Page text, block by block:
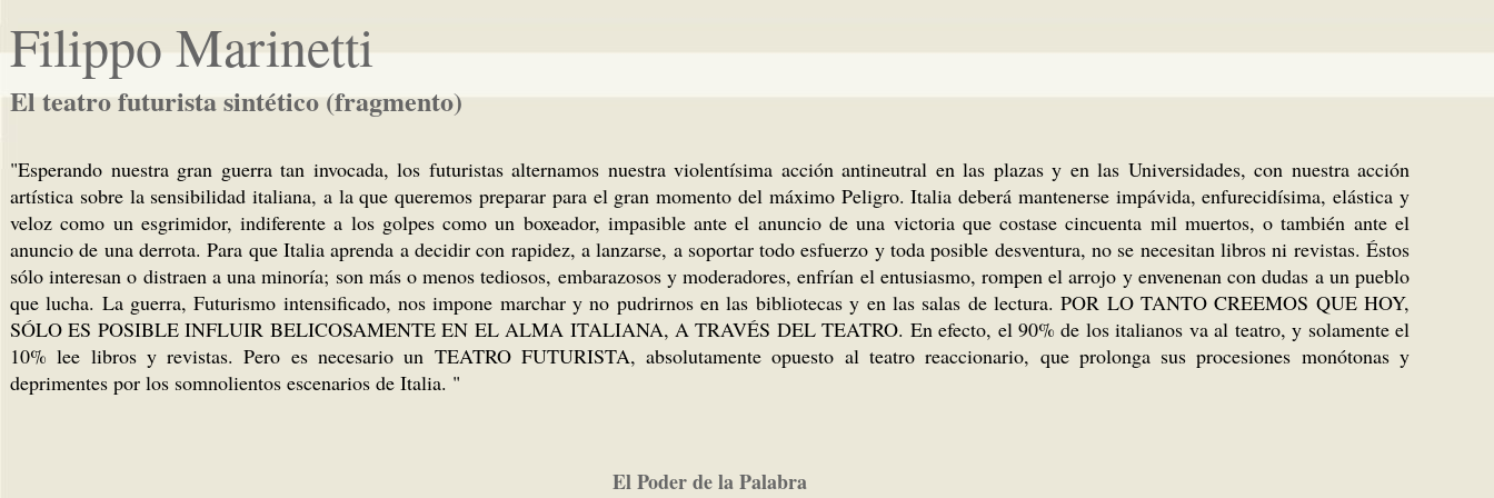
Filippo Marinetti
El teatro futurista sintético (fragmento)
"Esperando nuestra gran guerra tan invocada, los futuristas alternamos nuestra violentísima acción antineutral en las plazas y en las Universidades, con nuestra acción
artística sobre la sensibilidad italiana, a la que queremos preparar para el gran momento del máximo Peligro. Italia deberá mantenerse impávida, enfurecidísima, elástica y
veloz como un esgrimidor, indiferente a los golpes como un boxeador, impasible ante el anuncio de una victoria que costase cincuenta mil muertos, o también ante el
anuncio de una derrota. Para que Italia aprenda a decidir con rapidez, a lanzarse, a soportar todo esfuerzo y toda posible desventura, no se necesitan libros ni revistas. Éstos
sólo interesan o distraen a una minoría; son más o menos tediosos, embarazosos y moderadores, enfrían el entusiasmo, rompen el arrojo y envenenan con dudas a un pueblo
que lucha. La guerra, Futurismo intensificado, nos impone marchar y no pudrirnos en las bibliotecas y en las salas de lectura. POR LO TANTO CREEMOS QUE HOY,
SÓLO ES POSIBLE INFLUIR BELICOSAMENTE EN EL ALMA ITALIANA, A TRAVÉS DEL TEATRO. En efecto, el 90% de los italianos va al teatro, y solamente el
10% lee libros y revistas. Pero es necesario un TEATRO FUTURISTA, absolutamente opuesto al teatro reaccionario, que prolonga sus procesiones monótonas y
deprimentes por los somnolientos escenarios de Italia. "
El Poder de la Palabra